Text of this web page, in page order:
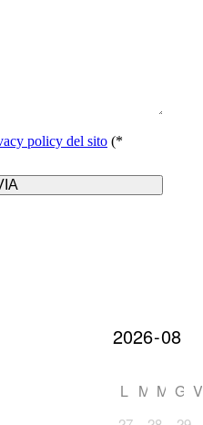
policy del sito (*
L M M G V